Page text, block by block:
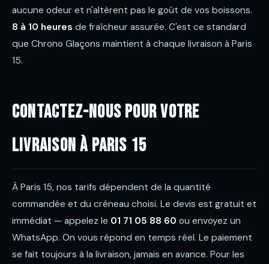
aucune odeur et n'altèrent pas le goût de vos boissons.
8 à 10 heures de fraîcheur assurée. C'est ce standard
que Chrono Glaçons maintient à chaque livraison à Paris
15.
Contactez-nous pour votre
livraison à Paris 15
À Paris 15, nos tarifs dépendent de la quantité
commandée et du créneau choisi. Le devis est gratuit et
immédiat — appelez le 01 71 05 88 60 ou envoyez un
WhatsApp. On vous répond en temps réel. Le paiement
se fait toujours à la livraison, jamais en avance. Pour les